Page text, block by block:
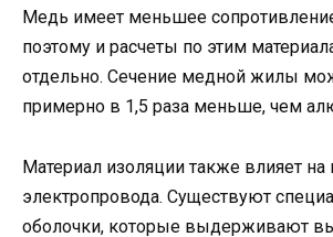
Медь имеет меньшее
поэтому и расчеты по этим
отдельно. Сечение медной жилы
примерно в 1,5 раза меньше, чем
Материал изоляции также влияет
электропровода. Существуют
оболочки, которые выдерживают